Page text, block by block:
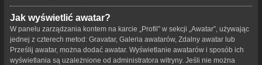
Jak wyświetlić awatar?
W panelu zarządzania kontem na karcie „Profil” w sekcji „Awatar”, używając
jednej z czterech metod: Gravatar, Galeria awatarów, Zdalny awatar lub
Prześlij awatar, można dodać awatar. Wyświetlanie awatarów i sposób ich
wyświetlania są uzależnione od administratora witryny. Jeśli nie można